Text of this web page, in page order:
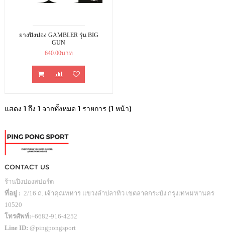
ยางปิงปอง GAMBLER รุ่น BIG
GUN
640.00บาท
แสดง 1 ถึง 1 จากทั้งหมด 1 รายการ (1 หน้า)
CONTACT US
ร้านปิงปองสปอร์ต
ที่อยู่ : 2/16 ถ. เจ้าคุณทหาร แขวงลำปลาทิว เขตลาดกระบัง กรุงเทพมหานคร
10520
โทรศัพท์:+6682-916-4252
Line ID: @pingpongsport